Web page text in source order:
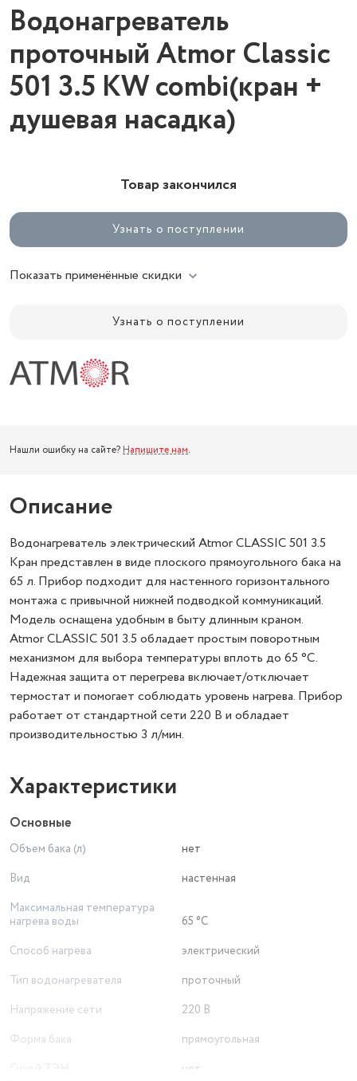
Водонагреватель
проточный Atmor Classic
501 3.5 KW combi(кран +
душевая насадка)
Товар закончился
Узнать о поступлении
Показать применённые скидки
Узнать о поступлении
Нашли ошибку на сайте? Напишите нам.
Описание
Водонагреватель электрический Atmor CLASSIC 501 3.5
Кран представлен в виде плоского прямоугольного бака на
65 л. Прибор подходит для настенного горизонтального
монтажа с привычной нижней подводкой коммуникаций.
Модель оснащена удобным в быту длинным краном.
Atmor CLASSIC 501 3.5 обладает простым поворотным
механизмом для выбора температуры вплоть до 65 °C.
Надежная защита от перегрева включает/отключает
термостат и помогает соблюдать уровень нагрева. Прибор
работает от стандартной сети 220 В и обладает
производительностью 3 л/мин.
Характеристики
Основные
Объем бака (л)
нет
Вид
настенная
Максимальная температура
нагрева воды
65 °C
Способ нагрева
электрический
Тип водонагревателя
проточный
Напряжение сети
220 В
Форма бака
прямоугольная
нет